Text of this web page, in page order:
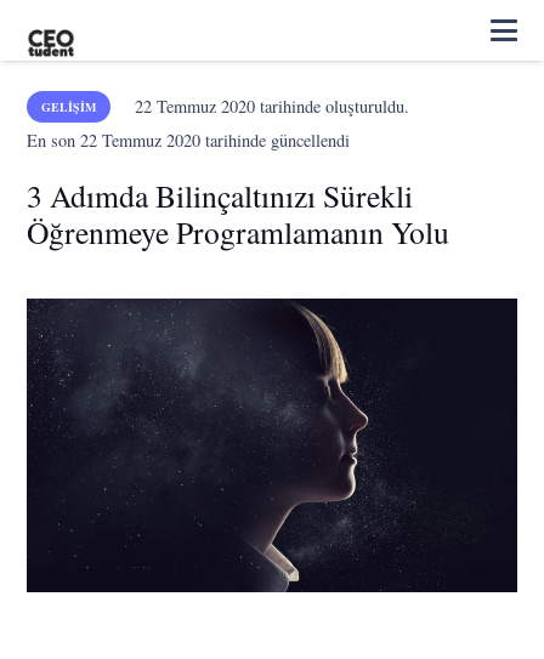
GELIŞIM 22 Temmuz 2020tarihinde oluşturuldu.
En son22 Temmuz 2020 tarihinde güncellendi
3 Adımda Bilinçaltınızı Sürekli
Öğrenmeye Programlamanın Yolu